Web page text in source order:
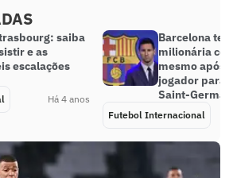
saiba
e as
escalações
Há 4 anos
Barcelona
milionária
mesmo após
jogador para
Saint-
Futebol Internacional